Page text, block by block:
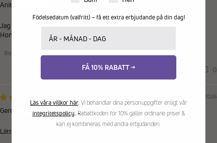
Anita
Jag är vara ombud för en 90 åring .
Hon är nöjd
Recensioner samlade via butiksinvitation
0
15/06/2026
Gerd
Lätt att ta på, behaglig att bära.
Födelsedatum (valfritt) – få ett extra erbjudande på din dag!
FÅ 10% RABATT →
Läs våra villkor här. Vi behandlar dina personuppgifter enligt vår
integritetspolicy. Rabattkoden för 10% gäller ordinarie priser &
kan ej kombineras med andra erbjudanden.